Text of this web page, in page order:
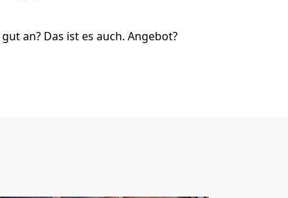
an? Das ist es auch. Angebot?